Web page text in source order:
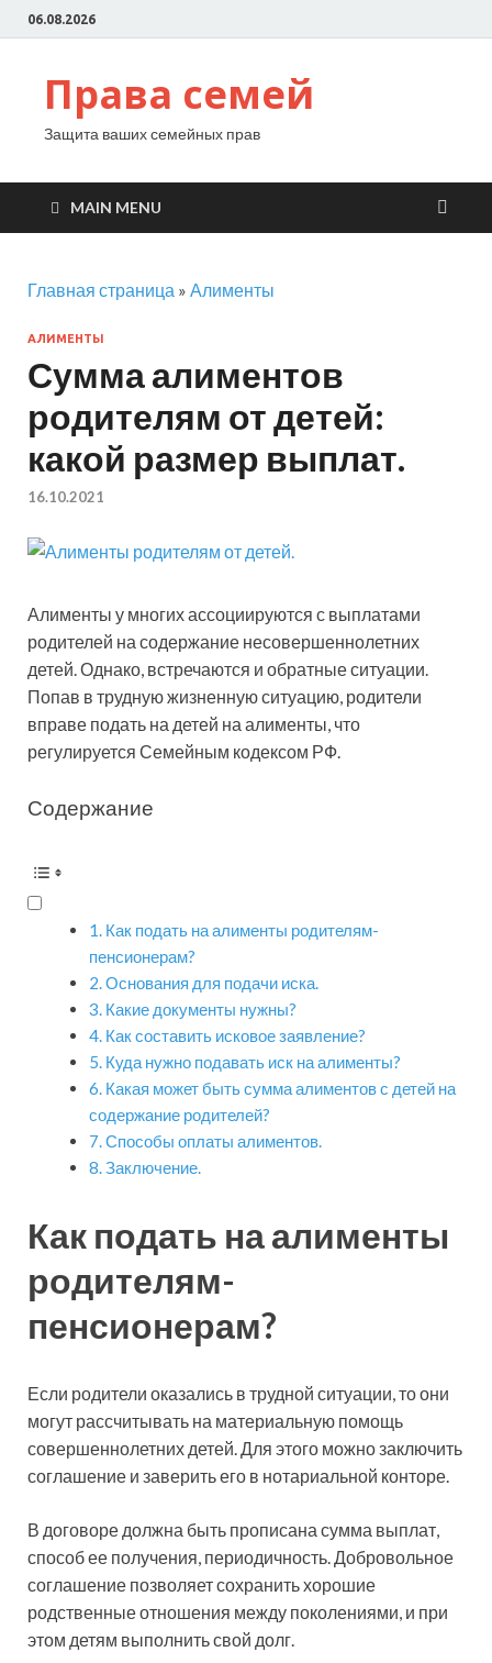
06.08.2026
Права семей
Защита ваших семейных прав
MAIN MENU
Главная страница » Алименты
АЛИМЕНТЫ
Сумма алиментов
родителям от детей:
какой размер выплат.
16.10.2021
Алименты у многих ассоциируются с выплатами
родителей на содержание несовершеннолетних
детей. Однако, встречаются и обратные ситуации.
Попав в трудную жизненную ситуацию, родители
вправе подать на детей на алименты, что
регулируется Семейным кодексом РФ.
Содержание
Как подать на алименты родителям-
пенсионерам?
Основания для подачи иска.
Какие документы нужны?
Как составить исковое заявление?
Куда нужно подавать иск на алименты?
Какая может быть сумма алиментов с детей на
содержание родителей?
Способы оплаты алиментов.
Заключение.
Как подать на алименты
родителям-
пенсионерам?
Если родители оказались в трудной ситуации, то они
могут рассчитывать на материальную помощь
совершеннолетних детей. Для этого можно заключить
соглашение и заверить его в нотариальной конторе.
В договоре должна быть прописана сумма выплат,
способ ее получения, периодичность. Добровольное
соглашение позволяет сохранить хорошие
родственные отношения между поколениями, и при
этом детям выполнить свой долг.